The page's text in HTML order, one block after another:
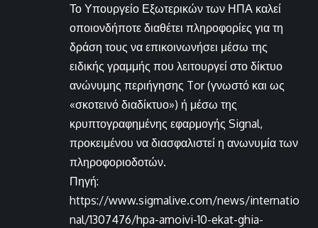
Το Υπουργείο Εξωτερικών των ΗΠΑ καλεί
οποιονδήποτε διαθέτει πληροφορίες για τη
δράση τους να επικοινωνήσει μέσω της
ειδικής γραμμής που λειτουργεί στο δίκτυο
ανώνυμης περιήγησης Tor (γνωστό και ως
«σκοτεινό διαδίκτυο») ή μέσω της
κρυπτογραφημένης εφαρμογής Signal,
προκειμένου να διασφαλιστεί η ανωνυμία των
πληροφοριοδοτών.
Πηγή:
https://www.sigmalive.com/news/internatio
nal/1307476/hpa-amoivi-10-ekat-ghia-